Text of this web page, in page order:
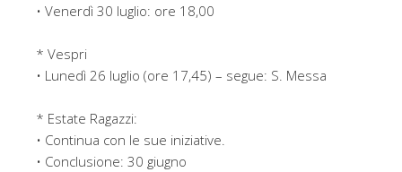
• Venerdì 30 luglio: ore 18,00
* Vespri
• Lunedì 26 luglio (ore 17,45) – segue: S. Messa
* Estate Ragazzi:
• Continua con le sue iniziative.
• Conclusione: 30 giugno